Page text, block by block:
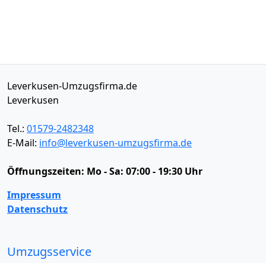
Leverkusen-Umzugsfirma.de
Leverkusen
Tel.: 01579-2482348
E-Mail: info@leverkusen-umzugsfirma.de
Öffnungszeiten: Mo - Sa: 07:00 - 19:30 Uhr
Impressum
Datenschutz
Umzugsservice